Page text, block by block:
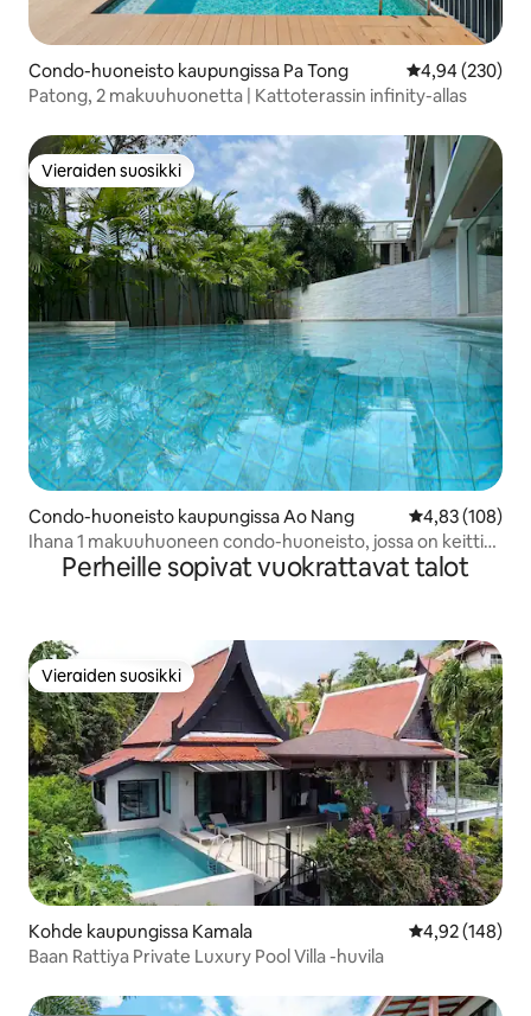
Condo-huoneisto kaupungissa Pa Tong
4,94 (230)
Patong, 2 makuuhuonetta | Kattoterassin infinity-allas
Vieraiden suosikki
Vieraiden suosikki
Condo-huoneisto kaupungissa Ao Nang
4,83 (108)
Ihana 1 makuuhuoneen condo-huoneisto, jossa on keittiö
ja uima-allas.
Perheille sopivat vuokrattavat talot
Vieraiden suosikki
Vieraiden suosikki
Kohde kaupungissa Kamala
4,92 (148)
Baan Rattiya Private Luxury Pool Villa -huvila